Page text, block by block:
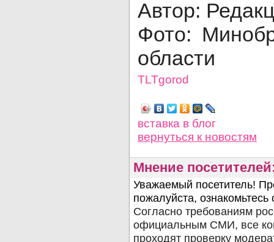
Автор:
Фото:
области
TLTgorod
вставка в блог
вернуться к новостям
Мнение